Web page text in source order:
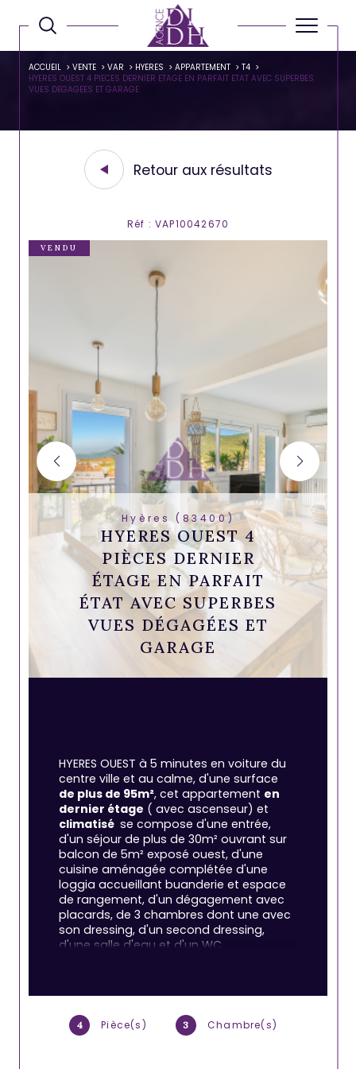
ACCUEIL VENTE VAR HYERES APPARTEMENT
T4
HYERES OUEST 4 PIECES DERNIER ETAGE EN PARFAIT ETAT AVEC SUPERBES
VUES DEGAGEES ET GARAGE
Retour aux résultats
Réf : VAP10042670
VENDU
Hyères (83400)
HYERES OUEST 4
PIÈCES DERNIER
ÉTAGE EN PARFAIT
ÉTAT AVEC SUPERBES
VUES DÉGAGÉES ET
GARAGE
4 Pièce(s) 3 Chambre(s)
HYERES OUEST à 5 minutes en voiture du
centre ville et au calme, d'une surface
de plus de 95m², cet appartement en
dernier étage ( avec ascenseur) et
climatisé se compose d'une entrée,
d'un séjour de plus de 30m² ouvrant sur
balcon de 5m² exposé ouest, d'une
cuisine aménagée complétée d'une
loggia accueillant buanderie et espace
de rangement, d'un dégagement avec
placards, de 3 chambres dont une avec
son dressing, d'un second dressing,
d'une salle d'eau et d'un WC
dégagées de toutes les pièces :
collines et ile de Porquerolles et sa